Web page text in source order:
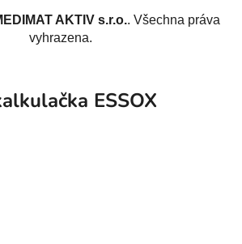
AKTIV s.r.o.. Všechna práva
vyhrazena.
ESSOX